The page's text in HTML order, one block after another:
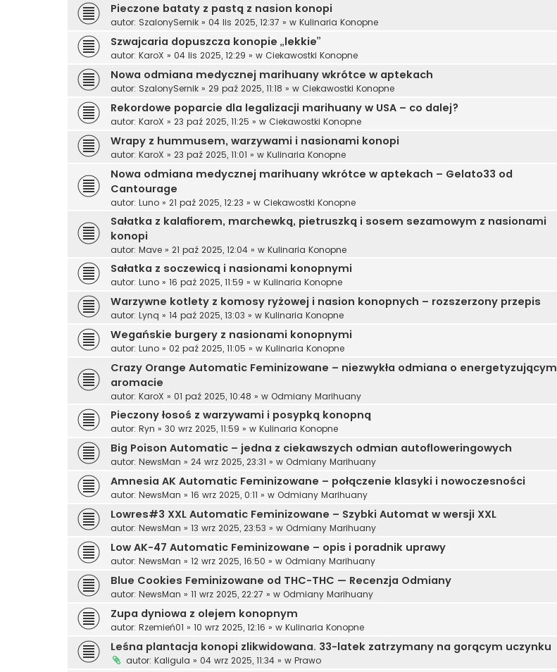
Pieczone bataty z pastą z nasion konopi
autor: SzalonySernik » 04 lis 2025, 12:37 » w Kulinaria Konopne
Szwajcaria dopuszcza konopie „lekkie”
autor: KaroX » 04 lis 2025, 12:29 » w Ciekawostki Konopne
Nowa odmiana medycznej marihuany wkrótce w aptekach
autor: SzalonySernik » 29 paź 2025, 11:18 » w Ciekawostki Konopne
Rekordowe poparcie dla legalizacji marihuany w USA – co dalej?
autor: KaroX » 23 paź 2025, 11:25 » w Ciekawostki Konopne
Wrapy z hummusem, warzywami i nasionami konopi
autor: KaroX » 23 paź 2025, 11:01 » w Kulinaria Konopne
Nowa odmiana medycznej marihuany wkrótce w aptekach – Gelato33 od
Cantourage
autor: Luno » 21 paź 2025, 12:23 » w Ciekawostki Konopne
Sałatka z kalafiorem, marchewką, pietruszką i sosem sezamowym z nasionami
konopi
autor: Mave » 21 paź 2025, 12:04 » w Kulinaria Konopne
Sałatka z soczewicą i nasionami konopnymi
autor: Luno » 16 paź 2025, 11:59 » w Kulinaria Konopne
Warzywne kotlety z komosy ryżowej i nasion konopnych – rozszerzony przepis
autor: Lynq » 14 paź 2025, 13:03 » w Kulinaria Konopne
Wegańskie burgery z nasionami konopnymi
autor: Luno » 02 paź 2025, 11:05 » w Kulinaria Konopne
Crazy Orange Automatic Feminizowane – niezwykła odmiana o energetyzującym
aromacie
autor: KaroX » 01 paź 2025, 10:48 » w Odmiany Marihuany
Pieczony łosoś z warzywami i posypką konopną
autor: Ryn » 30 wrz 2025, 11:59 » w Kulinaria Konopne
Big Poison Automatic – jedna z ciekawszych odmian autofloweringowych
autor: NewsMan » 24 wrz 2025, 23:31 » w Odmiany Marihuany
Amnesia AK Automatic Feminizowane – połączenie klasyki i nowoczesności
autor: NewsMan » 16 wrz 2025, 0:11 » w Odmiany Marihuany
Lowres#3 XXL Automatic Feminizowane – Szybki Automat w wersji XXL
autor: NewsMan » 13 wrz 2025, 23:53 » w Odmiany Marihuany
Low AK-47 Automatic Feminizowane – opis i poradnik uprawy
autor: NewsMan » 12 wrz 2025, 16:50 » w Odmiany Marihuany
Blue Cookies Feminizowane od THC-THC — Recenzja Odmiany
autor: NewsMan » 11 wrz 2025, 22:27 » w Odmiany Marihuany
Zupa dyniowa z olejem konopnym
autor: Rzemień01 » 10 wrz 2025, 12:16 » w Kulinaria Konopne
Leśna plantacja konopi zlikwidowana. 33-latek zatrzymany na gorącym uczynku
autor: Kaligula » 04 wrz 2025, 11:34 » w Prawo